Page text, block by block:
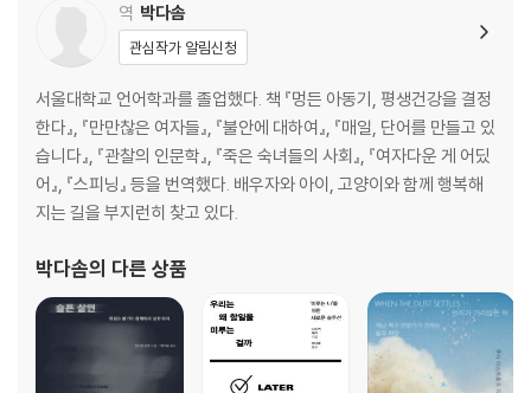
역 박다솜
관심작가 알림신청
서울대학교 언어학과를 졸업했다. 책 『멍든 아동기, 평생건강을 결정
한다』, 『만만찮은 여자들』, 『불안에 대하여』, 『매일, 단어를 만들고 있
습니다』, 『관찰의 인문학』, 『죽은 숙녀들의 사회』, 『여자다운 게 어딨
어』, 『스피닝』 등을 번역했다. 배우자와 아이, 고양이와 함께 행복해
지는 길을 부지런히 찾고 있다.
박다솜의 다른 상품